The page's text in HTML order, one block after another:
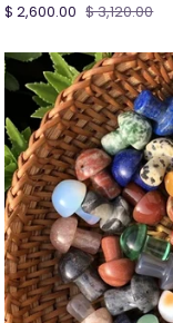
$ 2,600.00 $ 3,120.00